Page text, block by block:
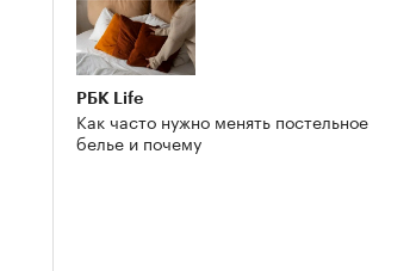
РБК Life
Как часто нужно менять постельное
белье и почему